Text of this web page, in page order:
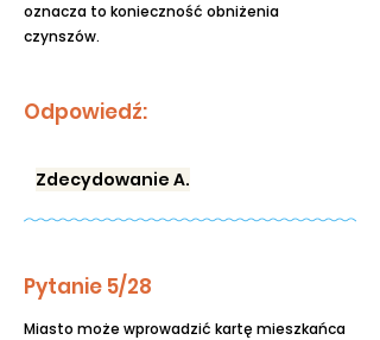
oznacza to konieczność obniżenia
czynszów.
Odpowiedź:
Zdecydowanie A.
Pytanie 5/28
Miasto może wprowadzić kartę mieszkańca